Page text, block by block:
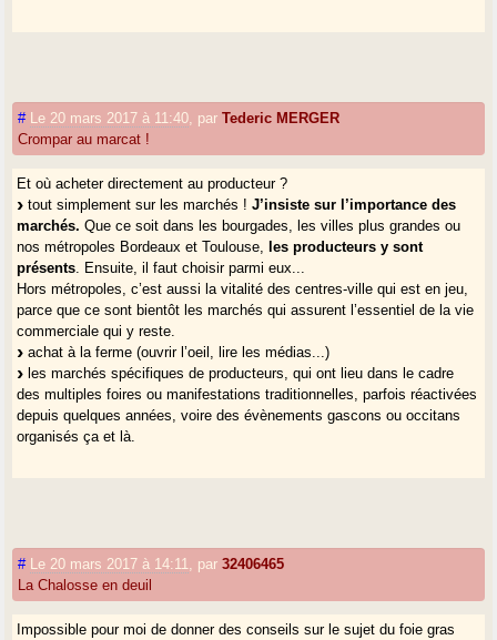
# Le 20 mars 2017 à 11:40 parTederic MERGER
Crompar au marcat !
Et où acheter directement au producteur ?
tout simplement sur les marchés !J’insiste sur l’importance des
marchés. Que ce soit dans les bourgades, les villes plus grandes ou
nos métropoles Bordeaux et Toulouse,
les producteurs y sont
présents . Ensuite, il faut choisir parmi eux...
Hors métropoles, c’est aussi la vitalité des centres-ville qui est en jeu,
parce que ce sont bientôt les marchés qui assurent l’essentiel de la vie
commerciale qui y reste.
achat à la ferme (ouvrir l’oeil, lire les médias...)
les marchés spécifiques de producteurs, qui ont lieu dans le cadre
des multiples foires ou manifestations traditionnelles, parfois réactivées
depuis quelques années, voire des évènements gascons ou occitans
organisés ça et là.
# Le 20 mars 2017 à 14:11 par32406465
La Chalosse en deuil
Impossible pour moi de donner des conseils sur le sujet du foie gras